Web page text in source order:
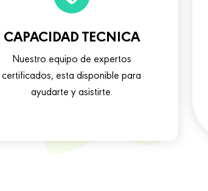
CAPACIDAD TECNICA
Nuestro equipo de expertos
certificados, esta disponible para
ayudarte y asistirte.